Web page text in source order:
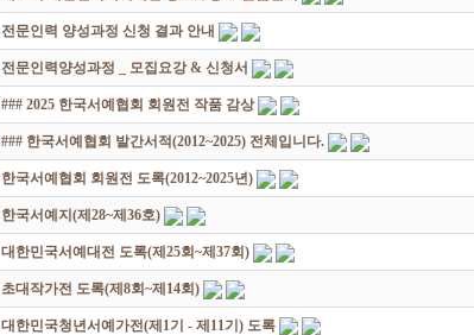
전문인력 양성과정 신청 결과 안내
전문인력양성과정 _ 모집요강 & 신청서
### 2025 한국서예협회 회원전 작품 감상
### 한국서예협회 발간서적(2012~2025) 전체입니다.
한국서예협회 회원전 도록(2012~2025년)
한국서예지(제28~제36호)
대한민국서예대전 도록(제25회~제37회)
초대작가전 도록(제8회~제14회)
대한민국청년서예가전(제1기 - 제11기) 도록